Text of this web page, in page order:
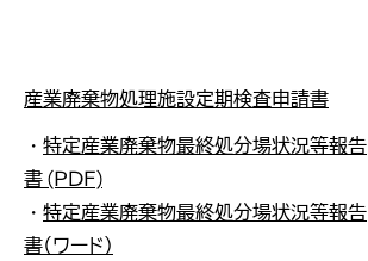
産業廃棄物処理施設定期検査申請書
・ 特定産業廃棄物最終処分場状況等報告
書 (ＰＤＦ)
・ 特定産業廃棄物最終処分場状況等報告
書（ワード）